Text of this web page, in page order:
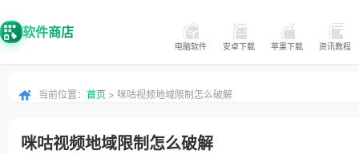
软件商店
电脑软件 安卓下载 苹果下载 资讯教程
当前位置： 首页 > 咪咕视频地域限制怎么破解
咪咕视频地域限制怎么破解